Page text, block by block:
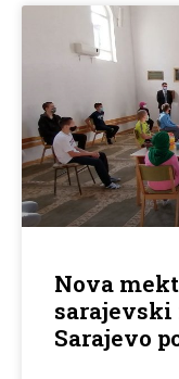
Nova
Sarajevo